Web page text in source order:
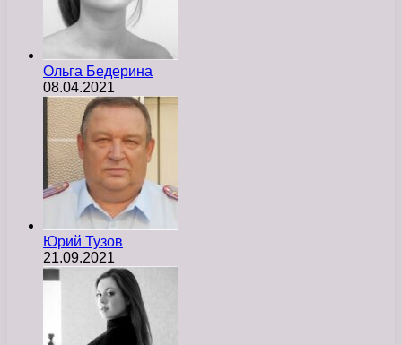
Ольга Бедерина
08.04.2021
Юрий Тузов
21.09.2021